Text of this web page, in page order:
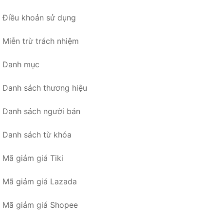
Điều khoản sử dụng
Miễn trừ trách nhiệm
Danh mục
Danh sách thương hiệu
Danh sách người bán
Danh sách từ khóa
Mã giảm giá Tiki
Mã giảm giá Lazada
Mã giảm giá Shopee